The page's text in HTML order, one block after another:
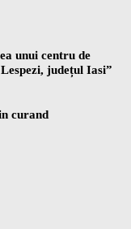
unui centru de
județul Iasi”
curand